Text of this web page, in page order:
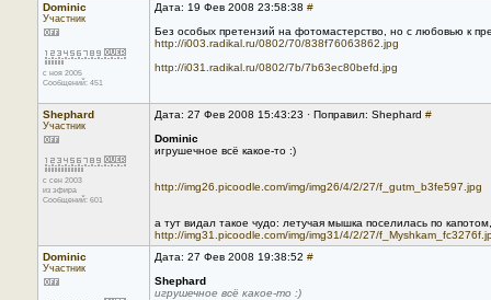
Dominic
Участник
с ноя 2005
Сообщений: 451
Дата: 19 Фев 2008 23:58:38 #
Без особых претензий на фотомастерство, но с любовью к
http://i003.radikal.ru/0802/70/838f76063862.jpg
http://i031.radikal.ru/0802/7b/7b63ec80befd.jpg
Shephard
Участник
с сен 2003
из эфира
Сообщений: 601
Дата: 27 Фев 2008 15:43:23 · Поправил: Shephard #
Dominic
игрушечное всё какое-то :)
http://img26.picoodle.com/img/img26/4/2/27/f_gutm_b3fe597.jpg
а тут видал такое чудо: летучая мышка поселилась по
http://img31.picoodle.com/img/img31/4/2/27/
Dominic
Участник
Дата: 27 Фев 2008 19:38:52 #
Shephard
игрушечное всё какое-то :)